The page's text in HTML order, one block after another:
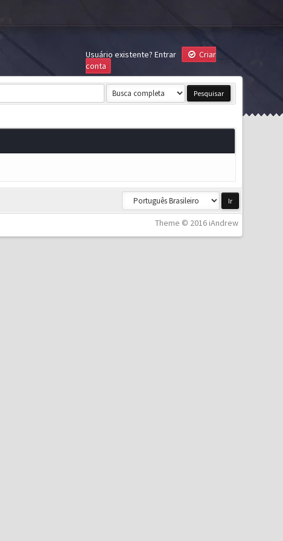
Usuário existente? Entrar
Criar
conta
Theme © 2016 iAndrew